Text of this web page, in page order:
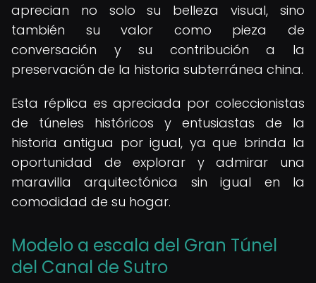
aprecian no solo su belleza visual, sino
también su valor como pieza de
conversación y su contribución a la
preservación de la historia subterránea china.
Esta réplica es apreciada por coleccionistas
de túneles históricos y entusiastas de la
historia antigua por igual, ya que brinda la
oportunidad de explorar y admirar una
maravilla arquitectónica sin igual en la
comodidad de su hogar.
Modelo a escala del Gran Túnel
del Canal de Sutro